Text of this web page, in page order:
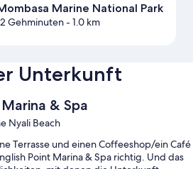
Marine National Park
Gehminuten- 1.0 km
Unterkunft
& Spa
Nyali Beach
Terrasse und einen Coffeeshop/ein Café
Point Marina & Spa richtig. Und das